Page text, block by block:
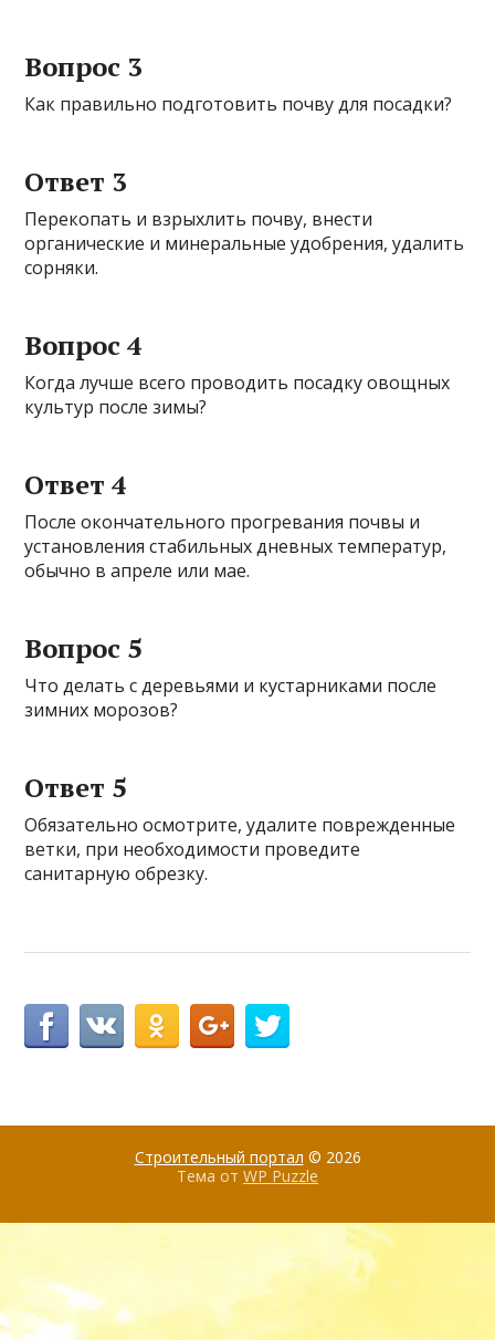
Вопрос 3
Как правильно подготовить почву для посадки?
Ответ 3
Перекопать и взрыхлить почву, внести
органические и минеральные удобрения, удалить
сорняки.
Вопрос 4
Когда лучше всего проводить посадку овощных
культур после зимы?
Ответ 4
После окончательного прогревания почвы и
установления стабильных дневных температур,
обычно в апреле или мае.
Вопрос 5
Что делать с деревьями и кустарниками после
зимних морозов?
Ответ 5
Обязательно осмотрите, удалите поврежденные
ветки, при необходимости проведите
санитарную обрезку.
Строительный портал © 2026
Тема от WP Puzzle